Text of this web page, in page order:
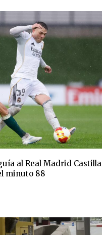
al Real Madrid Castilla
minuto 88